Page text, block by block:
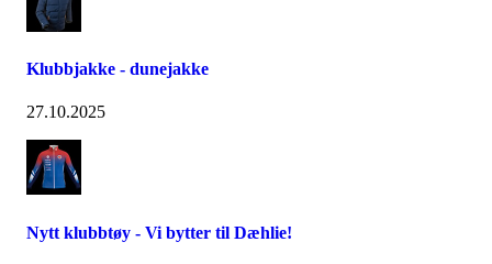
Klubbjakke - dunejakke
27.10.2025
Nytt klubbtøy - Vi bytter til Dæhlie!